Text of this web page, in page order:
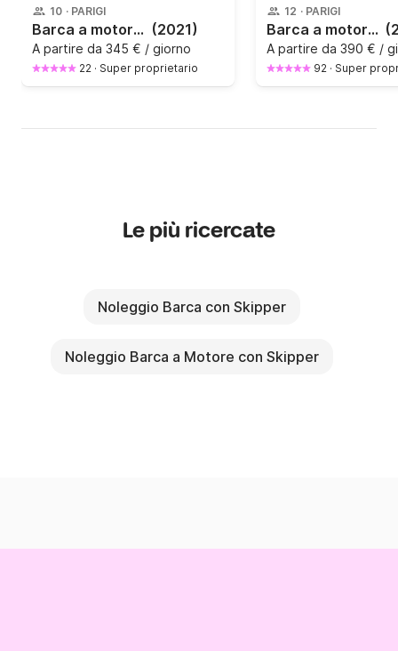
10 · PARIGI
Barca a motore Jeanneau Cap Camarat 7.5 Cc 225CV (2021)
A partire da 345 € / giorno
22 · Super proprietario
12 · PARIGI
Barca a motore PONTOON I 130CV
A partire da 390 € /
92 · Super
Le più ricercate
Noleggio Barca con Skipper
Noleggio Barca a Motore con Skipper